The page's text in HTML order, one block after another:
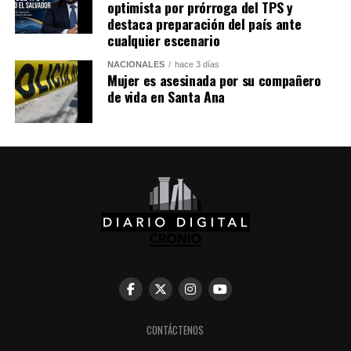
Facebook X
Me gusta esto:
optimista por prórroga del TPS y
destaca preparación del país ante
cualquier escenario
NACIONALES hace 3 días
Mujer es asesinada por su compañero
de vida en Santa Ana
CONTÁCTENOS